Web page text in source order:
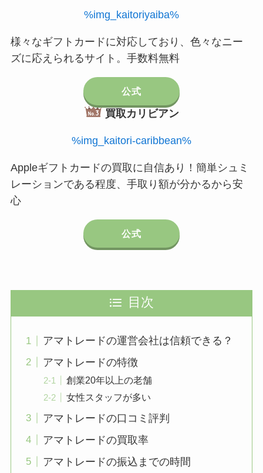
%img_kaitoriyaiba%
様々なギフトカードに対応しており、色々なニー
ズに応えられるサイト。手数料無料
公式
買取カリビアン
%img_kaitori-caribbean%
Appleギフトカードの買取に自信あり！簡単シュミ
レーションである程度、手取り額が分かるから安
心
公式
目次
アマトレードの運営会社は信頼できる？
アマトレードの特徴
創業20年以上の老舗
女性スタッフが多い
アマトレードの口コミ評判
アマトレードの買取率
アマトレードの振込までの時間